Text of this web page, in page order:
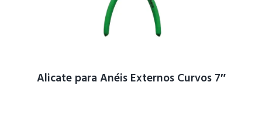
Alicate para Anéis Externos Curvos 7″